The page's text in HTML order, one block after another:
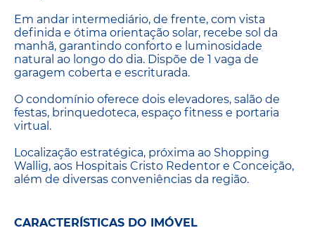
Em andar intermediário, de frente, com vista
definida e ótima orientação solar, recebe sol da
manhã, garantindo conforto e luminosidade
natural ao longo do dia. Dispõe de 1 vaga de
garagem coberta e escriturada.
O condomínio oferece dois elevadores, salão de
festas, brinquedoteca, espaço fitness e portaria
virtual.
Localização estratégica, próxima ao Shopping
Wallig, aos Hospitais Cristo Redentor e Conceição,
além de diversas conveniências da região.
CARACTERÍSTICAS DO IMÓVEL